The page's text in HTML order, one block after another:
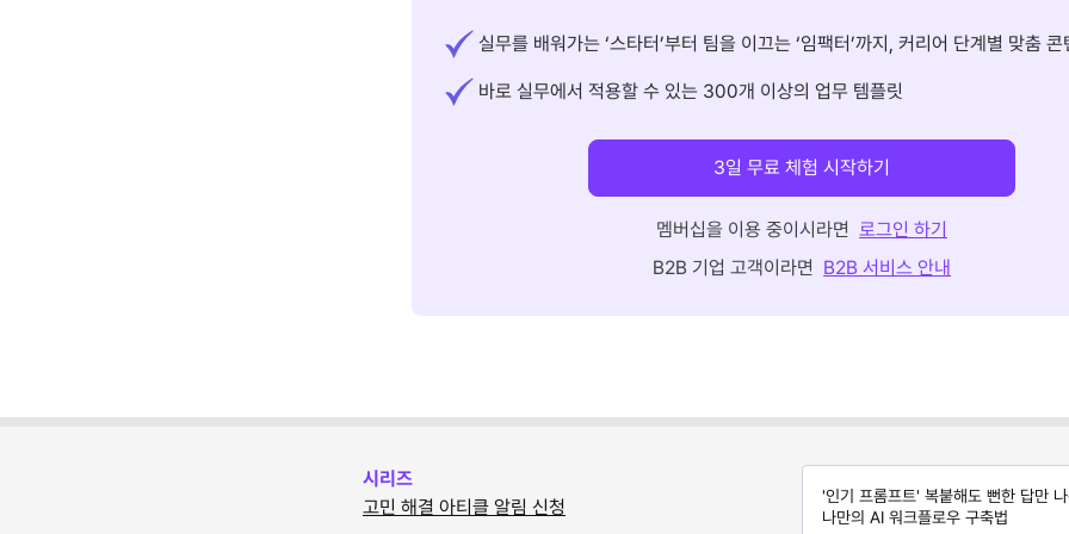
실무를 배워가는 ‘스타터’부터 팀을 이끄는 ‘임팩터’까지, 커리어 단계별 맞춤 콘
바로 실무에서 적용할 수 있는 300개 이상의 업무 템플릿
3일 무료 체험 시작하기
멤버십을 이용 중이시라면 로그인 하기
B2B 기업 고객이라면 B2B 서비스 안내
시리즈
고민 해결 아티클 알림 신청
'인기 프롬프트' 복붙해도 뻔한 답만
나만의 AI 워크플로우 구축법